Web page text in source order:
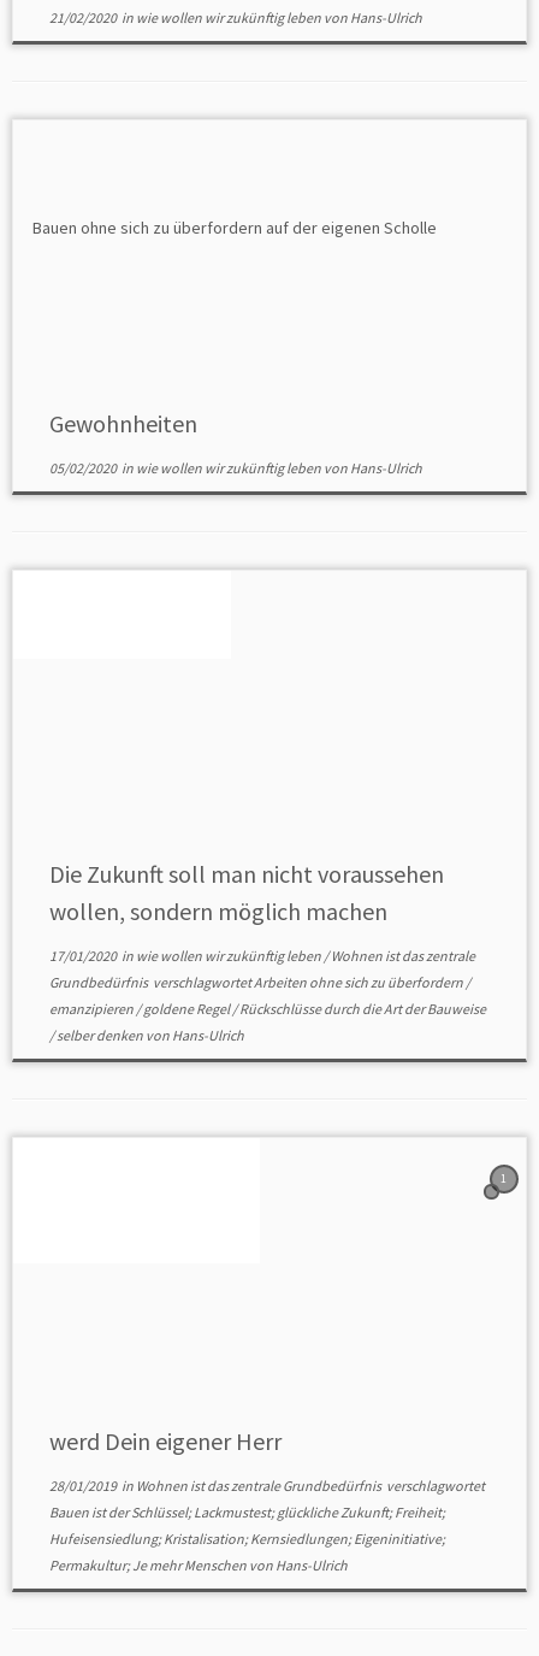
21/02/2020in wie wollen wir zukünftig leben von Hans-Ulrich
Gewohnheiten
05/02/2020in wie wollen wir zukünftig leben von Hans-Ulrich
Die Zukunft soll man nicht voraussehen
wollen, sondern möglich machen
17/01/2020in wie wollen wir zukünftig leben /Wohnen ist das zentrale
Grundbedürfnis verschlagwortetArbeiten ohne sich zu überfordern /
emanzipieren /goldene Regel/Rückschlüsse durch die Art der Bauweise
/selber denken von Hans-Ulrich
1
werd Dein eigener Herr
28/01/2019in Wohnen ist das zentrale Grundbedürfnis verschlagwortet
Bauen ist der Schlüssel; Lackmustest; glückliche Zukunft; Freiheit;
Hufeisensiedlung; Kristalisation; Kernsiedlungen; Eigeninitiative;
Permakultur; Je mehr Menschen von Hans-Ulrich